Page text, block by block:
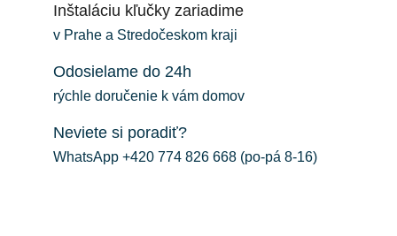
Inštaláciu kľučky zariadime
v Prahe a Stredočeskom kraji
Odosielame do 24h
rýchle doručenie k vám domov
Neviete si poradiť?
WhatsApp +420 774 826 668 (po-pá 8-16)